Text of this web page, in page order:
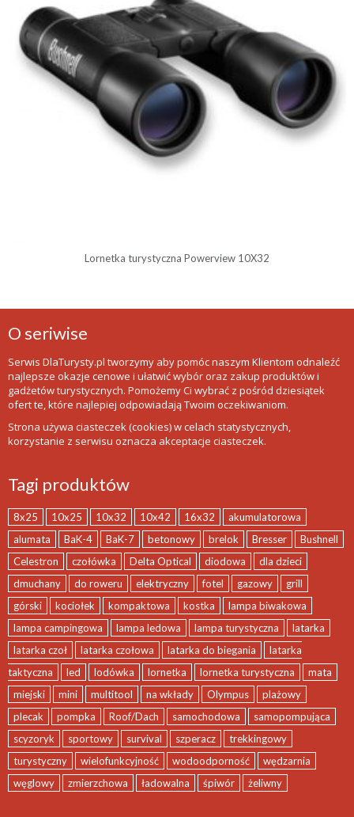
Lornetka turystyczna Powerview 10X32
O seriwise
Serwis DlaTurysty.pl tworzymy aby pomóc naszym Klientom odnaleźć
najlepsze okazje cenowe i ułatwić wybór oraz zakup produktów i
gadżetów turystycznych. Pomożemy Ci wybrać z pośród dziesiątek
ofert te, które najlepiej odpowiadają Twoim oczekiwaniom.
Strona używa ciasteczek (cookies) w celach statystycznych,
korzystanie z serwisu oznacza akceptacje ciasteczek.
Tagi produktów
8x25 10x25 10x32 10x42 16x32
akumulatorowa
alumata
BaK-4 BaK-7 betonowy brelok Bresser
Bushnell
Celestron
czołówka Delta Optical diodowa
dla dzieci
dmuchany
do roweru elektryczny fotel gazowy
grill
górski
kociołek kompaktowa kostka
lampa biwakowa
lampa campingowa
lampa ledowa lampa turystyczna
latarka
latarka czoł
latarka czołowa latarka do biegania
latarka
taktyczna
led lodówka lornetka lornetka turystyczna
mata
miejski
mini multitool na wkłady Olympus
plażowy
plecak
pompka Roof/Dach samochodowa
samopompująca
scyzoryk
sportowy survival szperacz
trekkingowy
turystyczny
wielofunkcyjność wodoodporność
wędzarnia
węglowy
zmierzchowa ładowalna śpiwór żeliwny